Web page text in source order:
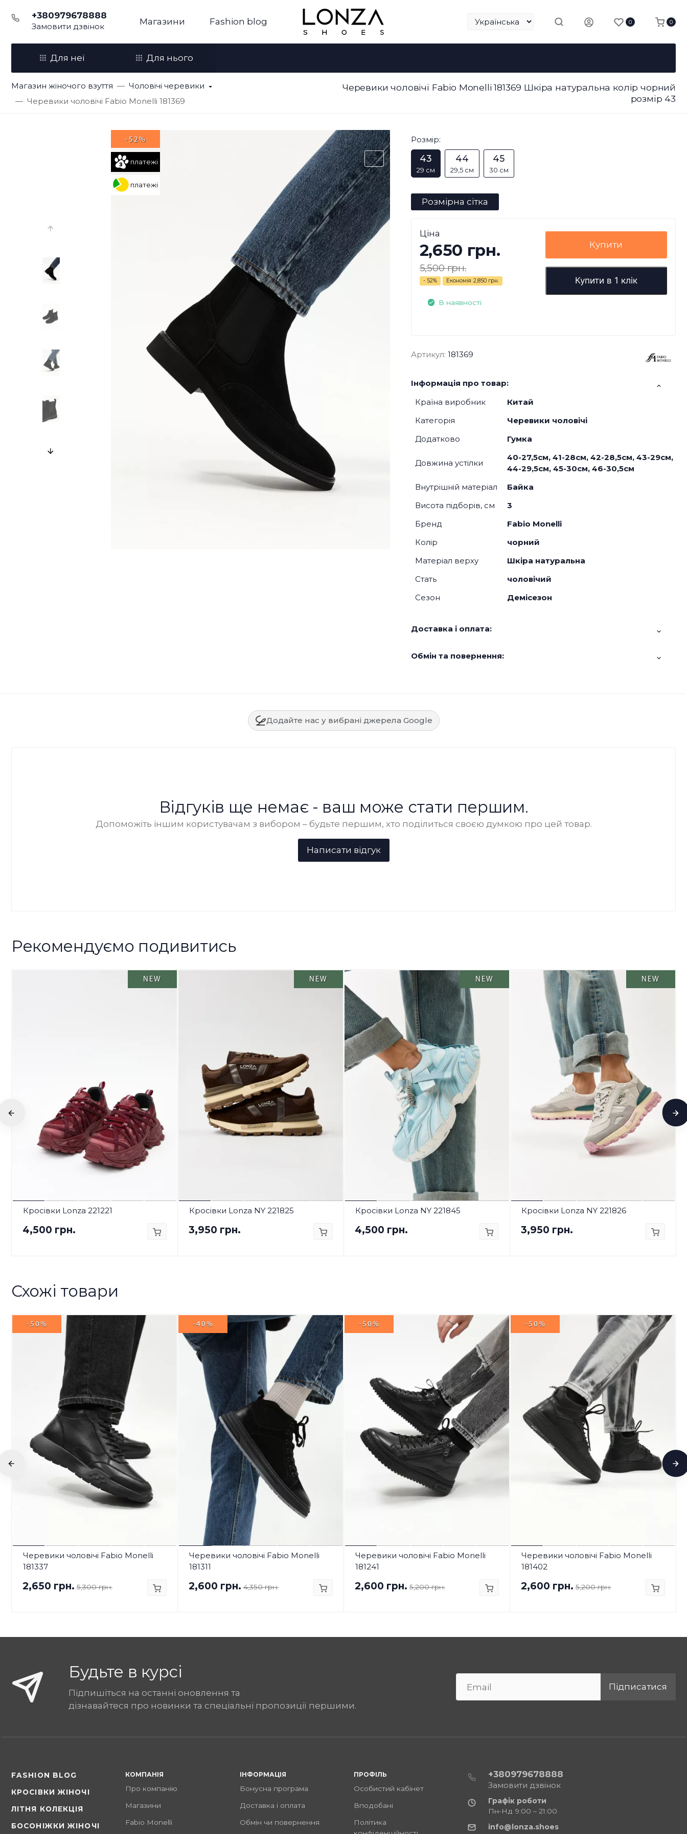
+380979678888
Замовити дзвінок Магазини Fashion blog 0 0
Для неї Для нього
Магазин жіночого взуття
Чоловічі черевики
Черевики чоловічі Fabio Monelli 181369
Черевики чоловічі Fabio Monelli 181369 Шкіра натуральна колір чорний
розмір 43
платежі
платежі
-52% Розмір:
43
29 см
44
29,5 см
45
30 см
Розмірна сітка
Ціна
2,650 грн.
5,500 грн.
- 52% Економія 2,850 грн.
В наявності
Купити
Купити в 1 клік
Артикул: 181369
Інформація про товар:
Країна виробник
Китай
Категорія
Черевики чоловічі
Додатково
Гумка
Довжина устілки
40-27,5см, 41-28см, 42-28,5см, 43-29см,
44-29,5см, 45-30см, 46-30,5см
Внутрішній матеріал
Байка
Висота підборів, см
3
Бренд
Fabio Monelli
Колір
чорний
Матеріал верху
Шкіра натуральна
Стать
чоловічий
Сезон
Демісезон
Доставка і оплата:
Обмін та повернення:
Додайте нас у вибрані джерела Google
Відгуків ще немає - ваш може стати першим.
Допоможіть іншим користувачам з вибором – будьте першим, хто поділиться своєю думкою про цей товар.
Рекомендуємо подивитись
NEW
Кросівки Lonza 221221
4,500 грн.
NEW
Кросівки Lonza NY 221825
3,950 грн.
NEW
Кросівки Lonza NY 221845
4,500 грн.
NEW
Кросівки Lonza NY 221826
3,950 грн.
Схожі товари
-50%
Черевики чоловічі Fabio Monelli
181337
2,650 грн. 5,300 грн.
-40%
Черевики чоловічі Fabio Monelli
181311
2,600 грн. 4,350 грн.
-50%
Черевики чоловічі Fabio Monelli
181241
2,600 грн. 5,200 грн.
-50%
Черевики чоловічі Fabio Monelli
181402
2,600 грн. 5,200 грн.
Будьте в курсі
Підпишіться на останні оновлення та
дізнавайтеся про новинки та спеціальні пропозиції першими.
Підписатися
FASHION BLOG
КРОСІВКИ ЖІНОЧІ
ЛІТНЯ КОЛЕКЦІЯ
БОСОНІЖКИ ЖІНОЧІ
КОМПАНІЯ
Про компанію
Магазини
Fabio Monelli
ІНФОРМАЦІЯ
Бонусна програма
Доставка і оплата
Обмін чи повернення
ПРОФІЛЬ
Особистий кабінет
Вподобані
Політика
+380979678888
Замовити дзвінок
Графік роботи
Пн-Нд 9:00 – 21:00
info@lonza.shoes